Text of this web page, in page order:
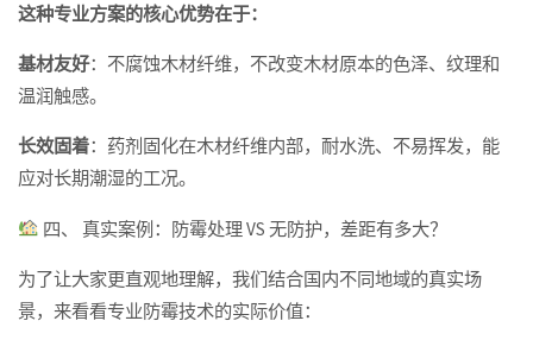
这种专业方案的核心优势在于：
基材友好：不腐蚀木材纤维，不改变木材原本的色泽、纹理和
温润触感。
长效固着：药剂固化在木材纤维内部，耐水洗、不易挥发，能
应对长期潮湿的工况。
四、 真实案例：防霉处理 VS 无防护，差距有多大？
为了让大家更直观地理解，我们结合国内不同地域的真实场
景，来看看专业防霉技术的实际价值：